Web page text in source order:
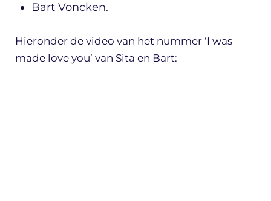
Bart Voncken.
Hieronder de video van het nummer ‘I was
made love you’ van Sita en Bart: